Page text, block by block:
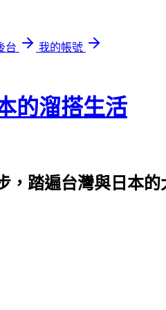
台
我的帳號
的溜搭生活
，踏遍台灣與日本的